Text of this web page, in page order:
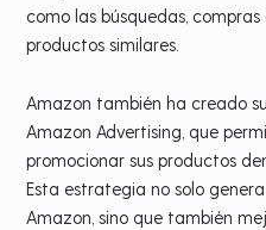
como las búsquedas,
productos similares.
Amazon también ha creado
Amazon Advertising, que
promocionar sus productos
Esta estrategia no solo
Amazon, sino que también